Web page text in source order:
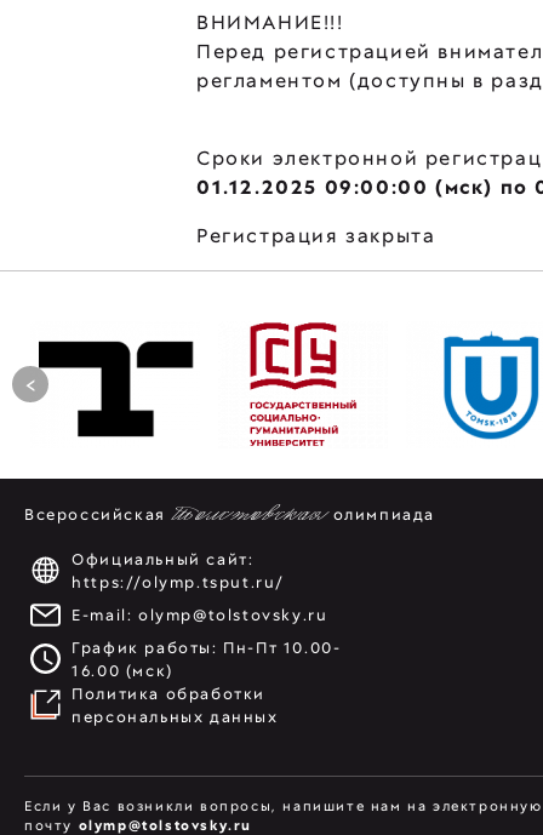
ВНИМАНИЕ!!!
Перед регистрацией
регламентом (доступны в
Сроки электронной
01.12.2025 09:00:00 (мск) по
Регистрация закрыта
<
ВсероссийскаяТолстовскаяолимпиада
Официальный сайт:
https://olymp.tsput.ru/
E-mail: olymp@tolstovsky.ru
График работы: Пн-Пт 10.00-
16.00 (мск)
Политика обработки
персональных данных
Если у Вас возникли вопросы, напишите нам на электронную
почту olymp@tolstovsky.ru